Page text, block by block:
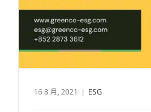
16 8 月, 2021 | ESG